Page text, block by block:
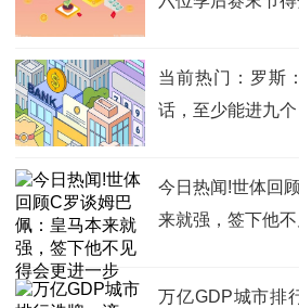
当前热门：罗斯
话，至少能进九个
今日热闻!世体回
来就强，签下他
万亿GDP城市排